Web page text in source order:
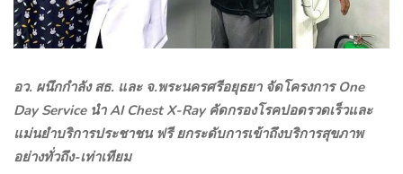
อว. ผนึกกำลัง สธ. และ จ.พระนครศรีอยุธยา จัดโครงการOne
Day Service นำAI Chest X-Ray คัดกรองโรคปอดรวดเร็วและ
แม่นยำบริการประชาชน ฟรี ยกระดับการเข้าถึงบริการสุขภาพ
อย่างทั่วถึง-เท่าเทียม